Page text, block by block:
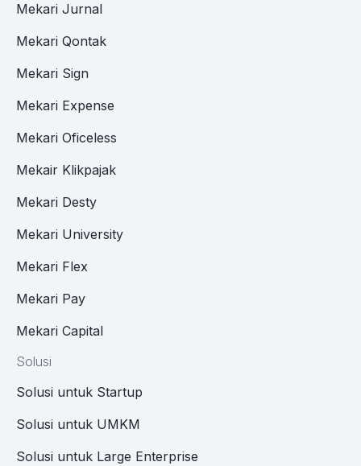
Mekari Jurnal
Mekari Qontak
Mekari Sign
Mekari Expense
Mekari Oficeless
Mekair Klikpajak
Mekari Desty
Mekari University
Mekari Flex
Mekari Pay
Mekari Capital
Solusi
Solusi untuk Startup
Solusi untuk UMKM
Solusi untuk Large Enterprise